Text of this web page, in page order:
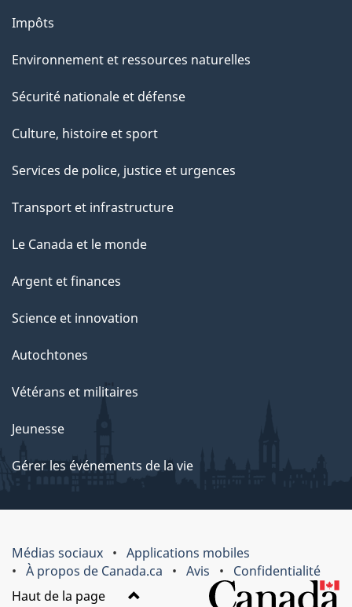
Impôts
Environnement et ressources naturelles
Sécurité nationale et défense
Culture, histoire et sport
Services de police, justice et urgences
Transport et infrastructure
Le Canada et le monde
Argent et finances
Science et innovation
Autochtones
Vétérans et militaires
Jeunesse
Gérer les événements de la vie
Médias sociaux
Applications mobiles
À propos de Canada.ca
Avis
Confidentialité
Haut de la page